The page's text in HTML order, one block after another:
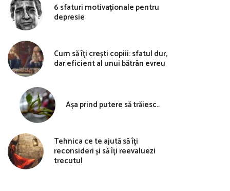
6 sfaturi motivaționale pentru
depresie
Cum să îți crești copiii: sfatul dur,
dar eficient al unui bătrân evreu
Așa prind putere să trăiesc…
Tehnica ce te ajută să îți
reconsideri și să îți reevaluezi
trecutul